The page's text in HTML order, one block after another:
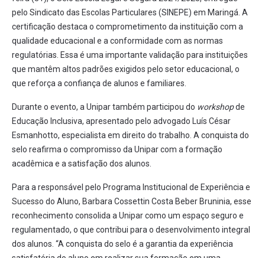
pelo Sindicato das Escolas Particulares (SINEPE) em Maringá. A
certificação destaca o comprometimento da instituição com a
qualidade educacional e a conformidade com as normas
regulatórias. Essa é uma importante validação para instituições
que mantêm altos padrões exigidos pelo setor educacional, o
que reforça a confiança de alunos e familiares.
Durante o evento, a Unipar também participou do workshopde
Educação Inclusiva, apresentado pelo advogado Luís César
Esmanhotto, especialista em direito do trabalho. A conquista do
selo reafirma o compromisso da Unipar com a formação
acadêmica e a satisfação dos alunos.
Para a responsável pelo Programa Institucional de Experiência e
Sucesso do Aluno, Barbara Cossettin Costa Beber Bruninia, esse
reconhecimento consolida a Unipar como um espaço seguro e
regulamentado, o que contribui para o desenvolvimento integral
dos alunos. “A conquista do selo é a garantia da experiência